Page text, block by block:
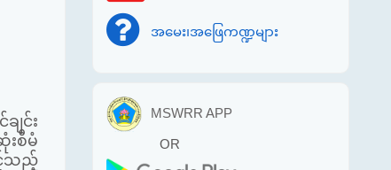
ျင်း
းစီမံ
သည့်
အမေး၊အဖြေကဏ္ဍများ
MSWRR APP
OR